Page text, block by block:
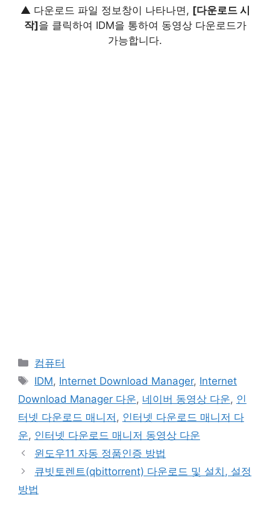
▲ 다운로드 파일 정보창이 나타나면, [다운로드 시
작]을 클릭하여 IDM을 통하여 동영상 다운로드가
가능합니다.
카
테
리
컴퓨터
태
그
IDM, Internet Download Manager, Internet
Download Manager 다운, 네이버 동영상 다운, 인
터넷 다운로드 매니저 , 인터넷 다운로드 매니저 다
운, 인터넷 다운로드 매니저 동영상 다운
윈도우11 자동 정품인증 방법
큐빗토렌트(qbittorrent) 다운로드 및 설치, 설정
방법